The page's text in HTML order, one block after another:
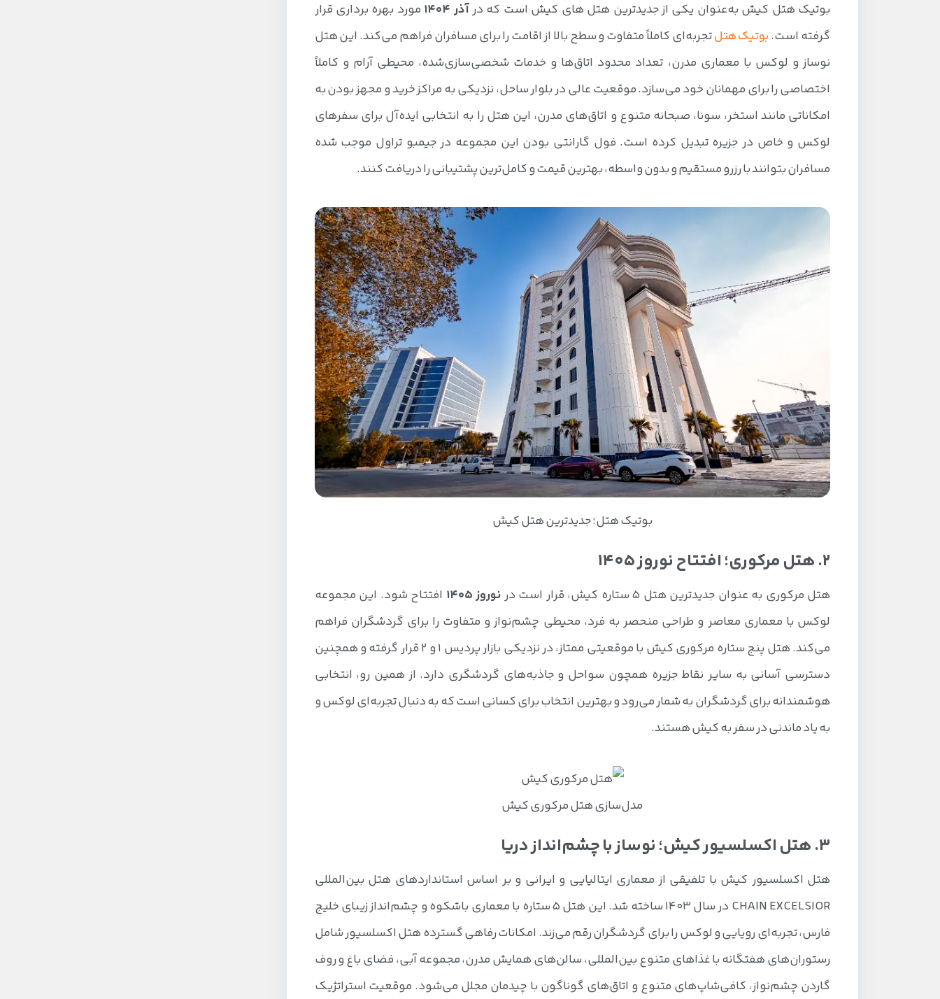
بوتیک هتل کیش به‌عنوان یکی از جدیدترین هتل های کیش است که درآذر 1404
مورد بهره برداری قرار
گرفته است.بوتیک هتلتجربه‌ای کاملاً متفاوت و سطح بالا از اقامت را برای مسافران فراهم می‌کند. این هتل
نوساز و لوکس با معماری مدرن، تعداد محدود اتاق‌ها و خدمات شخصی‌سازی‌شده، محیطی آرام و کاملاً
اختصاصی را برای مهمانان خود می‌سازد. موقعیت عالی در بلوار ساحل، نزدیکی به مراکز خرید و مجهز بودن به
امکاناتی مانند استخر، سونا، صبحانه متنوع و اتاق‌های مدرن، این هتل را به انتخابی ایده‌آل برای سفرهای
لوکس و خاص در جزیره تبدیل کرده است. فول گارانتی بودن این مجموعه در جیمبو تراول موجب شده
مسافران بتوانند با رزرو مستقیم و بدون واسطه، بهترین قیمت و کامل‌ترین پشتیبانی را دریافت کنند.
بوتیک هتل؛ جدیدترین هتل کیش
2. هتل مرکوری؛ افتتاح نوروز 1405
هتل مرکوری به عنوان جدیدترین هتل 5 ستاره کیش، قرار است در نوروز 1405
افتتاح شود. این مجموعه
لوکس با معماری معاصر و طراحی منحصر به فرد، محیطی چشم‌نواز و متفاوت را برای گردشگران فراهم
می‌کند. هتل پنج ستاره مرکوری کیش با موقعیتی ممتاز، در نزدیکی بازار پردیس 1 و 2 قرار گرفته و همچنین
دسترسی آسانی به سایر نقاط جزیره همچون سواحل و جاذبه‌های گردشگری دارد. از همین رو، انتخابی
هوشمندانه برای گردشگران به شمار می‌رود و بهترین انتخاب برای کسانی است که به دنبال تجربه‌ای لوکس و
به یاد ماندنی در سفر به کیش هستند.
مدل‌سازی هتل مرکوری کیش
3. هتل اکسلسیور کیش؛ نوساز با چشم‌انداز دریا
هتل اکسلسیور کیش با تلفیقی از معماری ایتالیایی و ایرانی و بر اساس استانداردهای هتل بین‌المللی
CHAIN EXCELSIOR در سال 1403 ساخته شد. این هتل 5 ستاره با معماری باشکوه و چشم‌انداز زیبای خلیج
فارس، تجربه‌ای رویایی و لوکس را برای گردشگران رقم می‌زند. امکانات رفاهی گسترده هتل اکسلسیور شامل
رستوران‌های هفتگانه با غذاهای متنوع بین‌المللی، سالن‌های همایش مدرن، مجموعه آبی، فضای باغ و روف
گاردن چشم‌نواز، کافی‌شاپ‌های متنوع و اتاق‌های گوناگون با چیدمان مجلل می‌شود. موقعیت استراتژیک